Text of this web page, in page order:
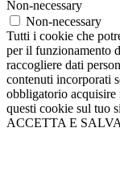
Non-necessary
Non-necessary
Tutti i cookie che
per il funzionamento
raccogliere dati
contenuti incorporati
obbligatorio acquisire
questi cookie sul tuo
ACCETTA E